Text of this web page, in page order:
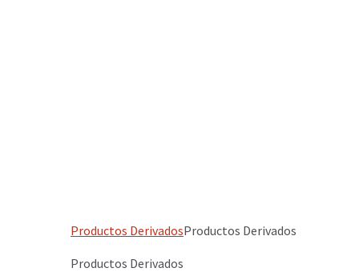
Productos DerivadosProductos Derivados
Productos Derivados